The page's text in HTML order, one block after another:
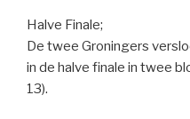
Halve Finale;
De twee Groningers
in de halve finale in twee
13).